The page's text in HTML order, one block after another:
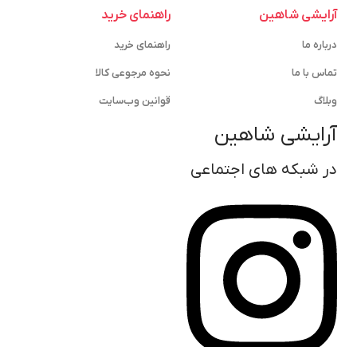
آرایشی شاهین
درباره ما
تماس با ما
وبلاگ
آرایشی شاهین
در شبکه های اجتماعی
راهنمای خرید
راهنمای خرید
نحوه مرجوعی کالا
قوانین وب‌سایت